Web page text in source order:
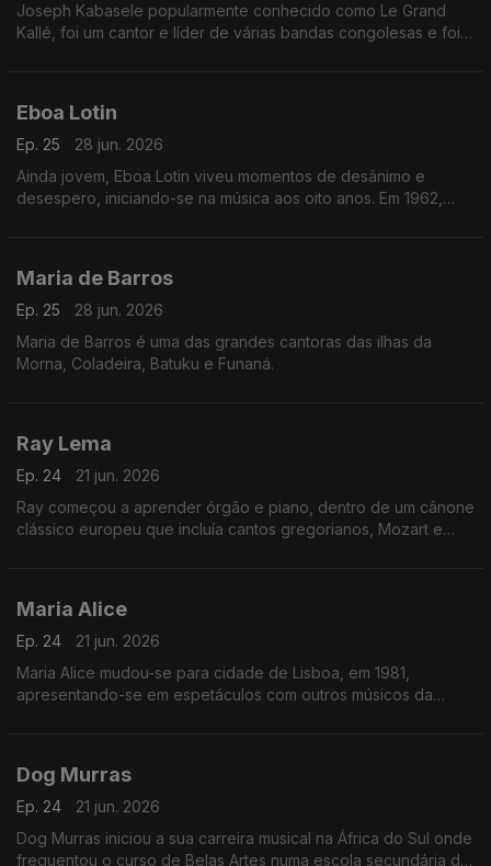
Joseph Kabasele popularmente conhecido como Le Grand
Kallé, foi um cantor e líder de várias bandas congolesas e foi
Eboa Lotin
Ep. 25
28 jun. 2026
Ainda jovem, Eboa Lotin viveu momentos de desânimo e
desespero, iniciando-se na música aos oito anos. Em 1962,
Maria de Barros
Ep. 25
28 jun. 2026
Maria de Barros é uma das grandes cantoras das ilhas da
Morna, Coladeira, Batuku e Funaná.
Ray Lema
Ep. 24
21 jun. 2026
Ray começou a aprender órgão e piano, dentro de um cânone
clássico europeu que incluía cantos gregorianos, Mozart e
Maria Alice
Ep. 24
21 jun. 2026
Maria Alice mudou-se para cidade de Lisboa, em 1981,
apresentando-se em espetáculos com outros músicos da
Dog Murras
Ep. 24
21 jun. 2026
Dog Murras iniciou a sua carreira musical na África do Sul onde
frequentou o curso de Belas Artes numa escola secundária de